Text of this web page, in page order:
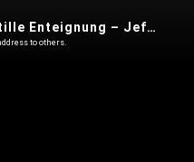
Teil 11: Inflation als stille Enteignung – Jeff Ross über die versteckte Steuer
to others.